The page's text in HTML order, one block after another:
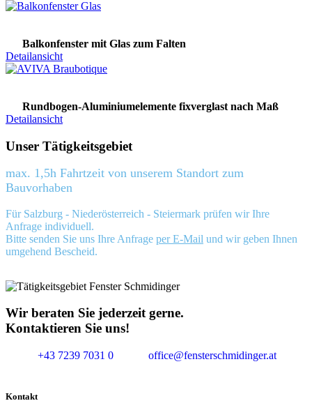
Balkonfenster mit Glas zum Falten
Detailansicht
Rundbogen-Aluminiumelemente fixverglast nach Maß
Detailansicht
Unser Tätigkeitsgebiet
max. 1,5h Fahrtzeit von unserem Standort zum
Bauvorhaben
Für Salzburg - Niederösterreich - Steiermark prüfen wir Ihre
Anfrage individuell.
Bitte senden Sie uns Ihre Anfrage per E-Mail und wir geben Ihnen
umgehend Bescheid.
Wir beraten Sie jederzeit gerne.
Kontaktieren Sie uns!
+43 7239 7031 0 office@fensterschmidinger.at
Kontakt